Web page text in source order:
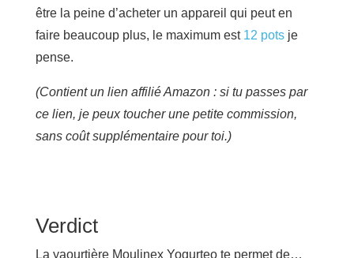
être la peine d’acheter un appareil qui peut en
faire beaucoup plus, le maximum est 12 potsje
pense.
(Contient un lien affilié Amazon : si tu passes par
ce lien, je peux toucher une petite commission,
sans coût supplémentaire pour toi.)
Verdict
La yaourtière Moulinex Yogurteo te permet de…